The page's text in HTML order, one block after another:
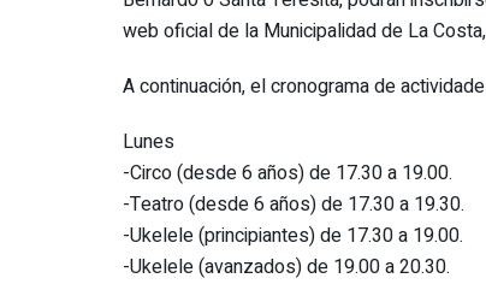
web oficial de la Municipalidad de La
A continuación, el cronograma de
Lunes
-Circo (desde 6 años) de 17.30 a 19.00.
-Teatro (desde 6 años) de 17.30 a 19.30.
-Ukelele (principiantes) de 17.30 a 19.00.
-Ukelele (avanzados) de 19.00 a 20.30.